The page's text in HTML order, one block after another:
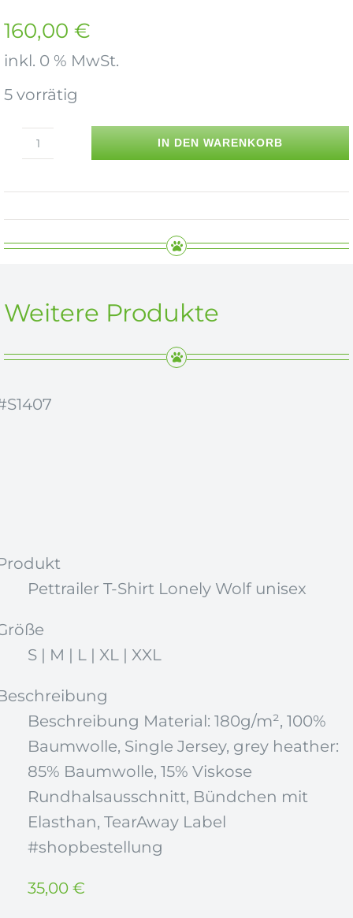
160,00 €
inkl. 0 % MwSt.
5 vorrätig
Intensiv
Gora
166091
IN DEN WARENKORB
Weitere Produkte
Pettrailer T-Shirt Lonely Wolf unisex
S | M | L | XL | XXL
Beschreibung Material: 180g/m², 100%
Baumwolle, Single Jersey, grey heather:
85% Baumwolle, 15% Viskose
Rundhalsausschnitt, Bündchen mit
Elasthan, TearAway Label
#shopbestellung
35,00 €